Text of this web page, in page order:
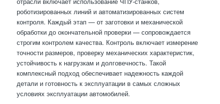
роботизированных линий и автоматизированных систем
контроля. Каждый этап — от заготовки и механической
обработки до окончательной проверки — сопровождается
строгим контролем качества. Контроль включает измерение
точности размеров, проверку механических характеристик,
устойчивость к нагрузкам и долговечность. Такой
комплексный подход обеспечивает надежность каждой
детали и готовность к эксплуатации в самых сложных
условиях эксплуатации автомобилей.